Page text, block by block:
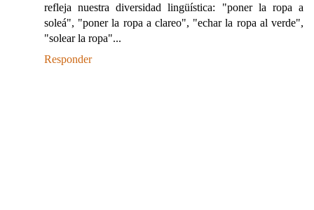
refleja nuestra diversidad lingüística: "poner la ropa a
soleá", "poner la ropa a clareo", "echar la ropa al verde",
"solear la ropa"...
Responder